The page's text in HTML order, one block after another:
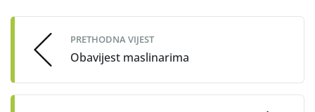
navigation
PRETHODNA VIJEST
Obavijest maslinarima